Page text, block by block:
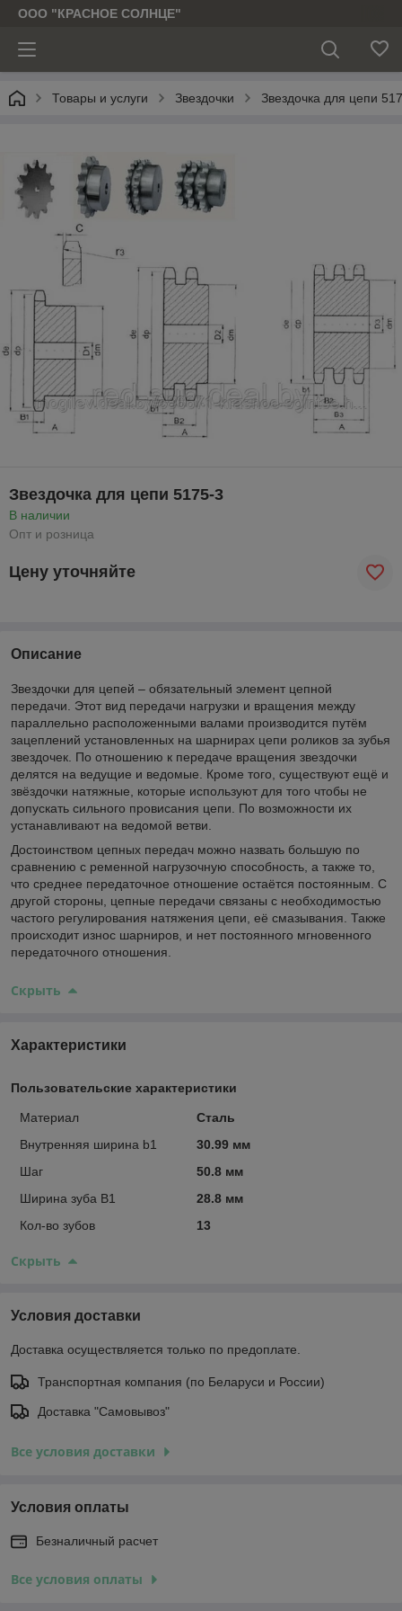
ООО "КРАСНОЕ СОЛНЦЕ"
Товары и услуги Звездочки Звездочка для цепи
Звездочка для цепи 5175-3
В наличии
Опт и розница
Цену уточняйте
Описание
Звездочки для цепей – обязательный элемент цепной
передачи. Этот вид передачи нагрузки и вращения между
параллельно расположенными валами производится путём
зацеплений установленных на шарнирах цепи роликов за зубья
звездочек. По отношению к передаче вращения звездочки
делятся на ведущие и ведомые. Кроме того, существуют ещё и
звёздочки натяжные, которые используют для того чтобы не
допускать сильного провисания цепи. По возможности их
устанавливают на ведомой ветви.
Достоинством цепных передач можно назвать большую по
сравнению с ременной нагрузочную способность, а также то,
что среднее передаточное отношение остаётся постоянным. С
другой стороны, цепные передачи связаны с необходимостью
частого регулирования натяжения цепи, её смазывания. Также
происходит износ шарниров, и нет постоянного мгновенного
передаточного отношения.
Скрыть
Характеристики
Пользовательские характеристики
Материал
Сталь
Внутренняя ширина b1
30.99 мм
Шаг
50.8 мм
Ширина зуба В1
28.8 мм
Кол-во зубов
13
Скрыть
Условия доставки
Доставка осуществляется только по предоплате.
Транспортная компания (по Беларуси и России)
Доставка "Самовывоз"
Все условия доставки
Условия оплаты
Безналичный расчет
Все условия оплаты